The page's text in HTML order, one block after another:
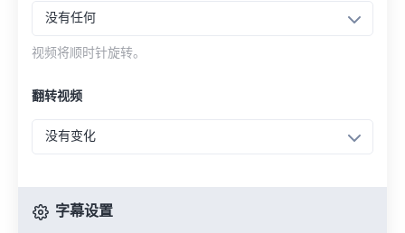
没有任何
视频将顺时针旋转。
翻转视频
没有变化
字幕设置